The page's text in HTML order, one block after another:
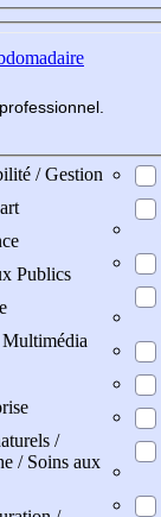
fessionnel
/ Gestion
Publics
/
/ Soins aux